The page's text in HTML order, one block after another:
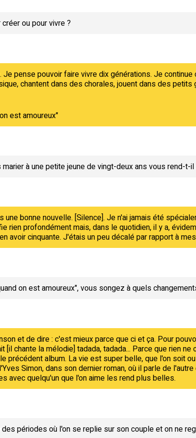
ou pour vivre ?
Je pense pouvoir faire vivre dix générations. Je
chantent dans des chorales, jouent dans des
est amoureux"
à une petite jeune de vingt-deux ans vous rend-
une bonne nouvelle. [Silence]. Je n'ai jamais été
rien profondément mais, dans le quotidien, il y a,
avoir cinquante. J'étais un peu décalé par rapport à
on est amoureux", vous songez à quels
et de dire : c'est mieux parce que ci et ça. Pour
[il chante la mélodie] tadada, tadada... Parce que rien
précédent album. La vie est super belle, que l'on soit
Simon, dans son dernier roman, où il parle de
avec quelqu'un que l'on aime les rend plus belles.
périodes où l'on se replie sur son couple et on ne